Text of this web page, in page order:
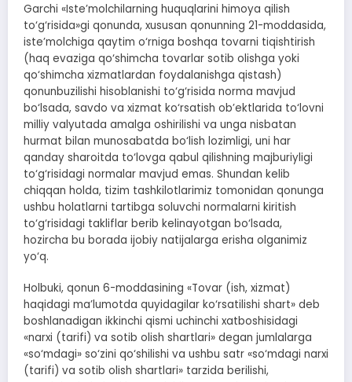
Garchi «Iste’molchilarning huquqlarini himoya qilish
to‘g‘risida»gi qonunda, xususan qonunning 21-moddasida,
iste’molchiga qaytim o‘rniga boshqa tovarni tiqishtirish
(haq evaziga qo‘shimcha tovarlar sotib olishga yoki
qo‘shimcha xizmatlardan foydalanishga qistash)
qonunbuzilishi hisoblanishi to‘g‘risida norma mavjud
bo‘lsada, savdo va xizmat ko‘rsatish ob’ektlarida to‘lovni
milliy valyutada amalga oshirilishi va unga nisbatan
hurmat bilan munosabatda bo‘lish lozimligi, uni har
qanday sharoitda to‘lovga qabul qilishning majburiyligi
to‘g‘risidagi normalar mavjud emas. Shundan kelib
chiqqan holda, tizim tashkilotlarimiz tomonidan qonunga
ushbu holatlarni tartibga soluvchi normalarni kiritish
to‘g‘risidagi takliflar berib kelinayotgan bo‘lsada,
hozircha bu borada ijobiy natijalarga erisha olganimiz
yo‘q.
Holbuki, qonun 6-moddasining «Tovar (ish, xizmat)
haqidagi ma’lumotda quyidagilar ko‘rsatilishi shart» deb
boshlanadigan ikkinchi qismi uchinchi xatboshisidagi
«narxi (tarifi) va sotib olish shartlari» degan jumlalarga
«so‘mdagi» so‘zini qo‘shilishi va ushbu satr «so‘mdagi narxi
(tarifi) va sotib olish shartlari» tarzida berilishi,